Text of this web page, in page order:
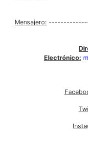
Mensajero:
Electrónico: